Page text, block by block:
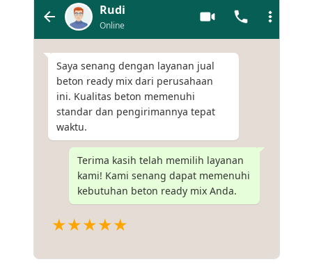
Rudi
Online
Saya senang dengan layanan jual
beton ready mix dari perusahaan
ini. Kualitas beton memenuhi
standar dan pengirimannya tepat
waktu.
Terima kasih telah memilih layanan
kami! Kami senang dapat memenuhi
kebutuhan beton ready mix Anda.
★★★★★